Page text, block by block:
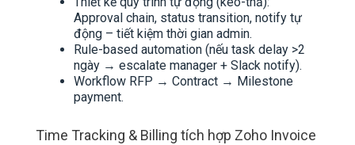
Approval chain, status transition, notify tự
động – tiết kiệm thời gian admin.​
Rule-based automation (nếu task delay >2
ngày → escalate manager + Slack notify).
Workflow RFP → Contract → Milestone
payment.
Time Tracking & Billing tích hợp Zoho Invoice